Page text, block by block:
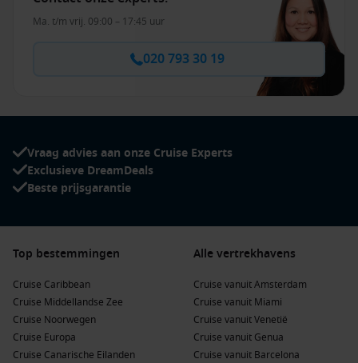
Ma. t/m vrij. 09:00 – 17:45 uur
020 793 30 19
Vraag advies aan onze Cruise Experts
Exclusieve DreamDeals
Beste prijsgarantie
Top bestemmingen
Cruise Caribbean
Cruise Middellandse Zee
Cruise Noorwegen
Cruise Europa
Cruise Canarische Eilanden
Alle vertrekhavens
Cruise vanuit Amsterdam
Cruise vanuit Miami
Cruise vanuit Venetië
Cruise vanuit Genua
Cruise vanuit Barcelona